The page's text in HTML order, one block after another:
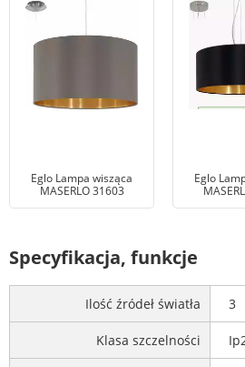
Eglo Lampa wisząca
MASERLO 31603
Eglo
Specyfikacja, funkcje
Ilość źródeł światła 3
Klasa szczelności